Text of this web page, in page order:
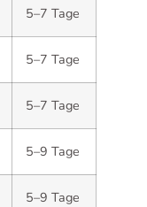
5–7 Tage
5–7 Tage
5–7 Tage
5–9 Tage
5–9 Tage